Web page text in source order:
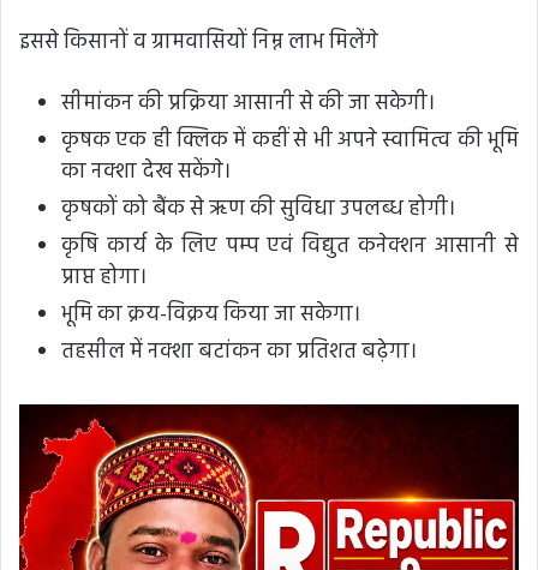
इससे किसानों व ग्रामवासियों निम्न लाभ मिलेंगे
सीमांकन की प्रक्रिया आसानी से की जा सकेगी।
कृषक एक ही क्लिक में कहीं से भी अपने स्वामित्व की भूमि
का नक्शा देख सकेंगे।
कृषकों को बैंक से ऋण की सुविधा उपलब्ध होगी।
कृषि कार्य के लिए पम्प एवं विद्युत कनेक्शन आसानी से
प्राप्त होगा।
भूमि का क्रय-विक्रय किया जा सकेगा।
तहसील में नक्शा बटांकन का प्रतिशत बढ़ेगा।